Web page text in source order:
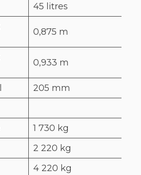
45 litres
0,875 m
0,933 m
205 mm
1 730 kg
2 220 kg
4 220 kg